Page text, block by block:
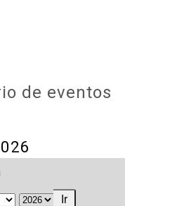
de eventos